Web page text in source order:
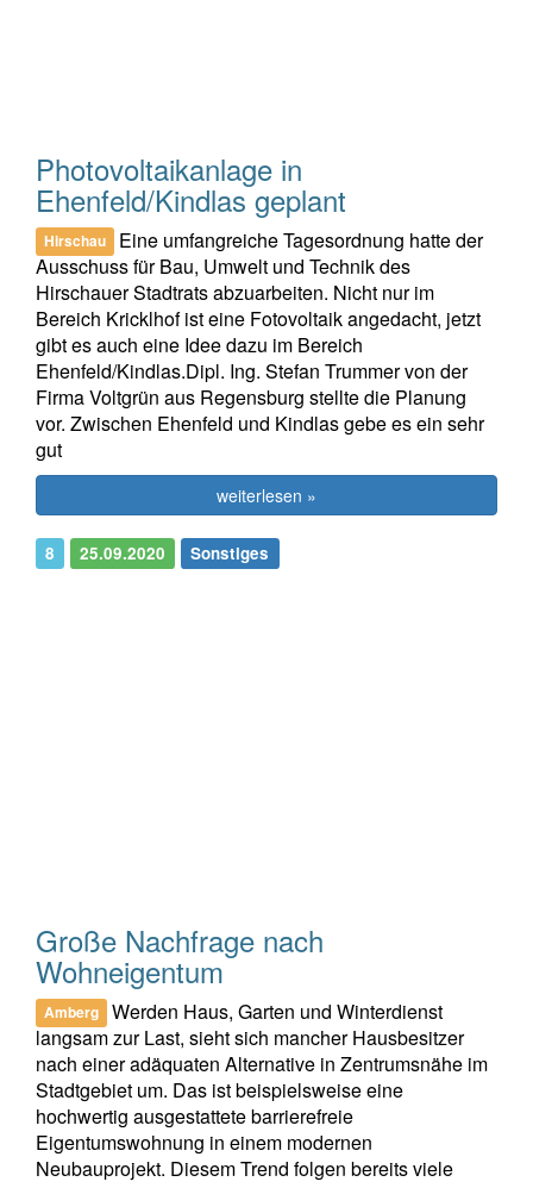
Photovoltaikanlage in
Ehenfeld/Kindlas geplant
Hirschau
Eine umfangreiche Tagesordnung hatte der
Ausschuss für Bau, Umwelt und Technik des
Hirschauer Stadtrats abzuarbeiten. Nicht nur im
Bereich Kricklhof ist eine Fotovoltaik angedacht, jetzt
gibt es auch eine Idee dazu im Bereich
Ehenfeld/Kindlas.Dipl. Ing. Stefan Trummer von der
Firma Voltgrün aus Regensburg stellte die Planung
vor. Zwischen Ehenfeld und Kindlas gebe es ein sehr
gut
weiterlesen »
8 25.09.2020 Sonstiges
Große Nachfrage nach
Wohneigentum
Amberg
Werden Haus, Garten und Winterdienst
langsam zur Last, sieht sich mancher Hausbesitzer
nach einer adäquaten Alternative in Zentrumsnähe im
Stadtgebiet um. Das ist beispielsweise eine
hochwertig ausgestattete barrierefreie
Eigentumswohnung in einem modernen
Neubauprojekt. Diesem Trend folgen bereits viele